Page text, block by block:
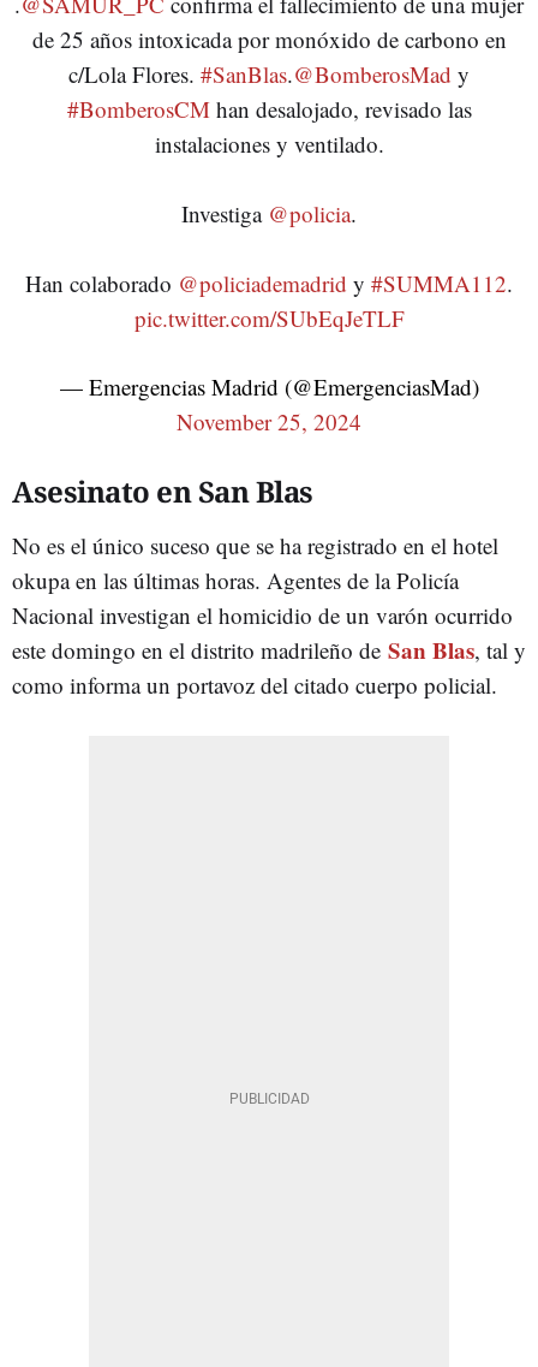
de 25 años intoxicada por monóxido de carbono en
c/Lola Flores. #SanBlas.@BomberosMad y
#BomberosCMhan desalojado, revisado las
instalaciones y ventilado.
Investiga @policia.
Han colaborado @policiademadrid y #SUMMA112.
pic.twitter.com/SUbEqJeTLF
— Emergencias Madrid (@EmergenciasMad)
November 25, 2024
Asesinato en San Blas
No es el único suceso que se ha registrado en el hotel
okupa en las últimas horas. Agentes de la Policía
Nacional investigan el homicidio de un varón ocurrido
este domingo en el distrito madrileño de San Blas, tal y
como informa un portavoz del citado cuerpo policial.